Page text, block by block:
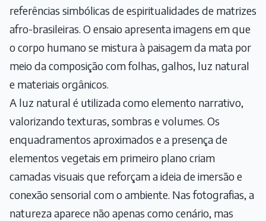
referências simbólicas de espiritualidades de matrizes
afro-brasileiras. O ensaio apresenta imagens em que
o corpo humano se mistura à paisagem da mata por
meio da composição com folhas, galhos, luz natural
e materiais orgânicos.
A luz natural é utilizada como elemento narrativo,
valorizando texturas, sombras e volumes. Os
enquadramentos aproximados e a presença de
elementos vegetais em primeiro plano criam
camadas visuais que reforçam a ideia de imersão e
conexão sensorial com o ambiente. Nas fotografias, a
natureza aparece não apenas como cenário, mas